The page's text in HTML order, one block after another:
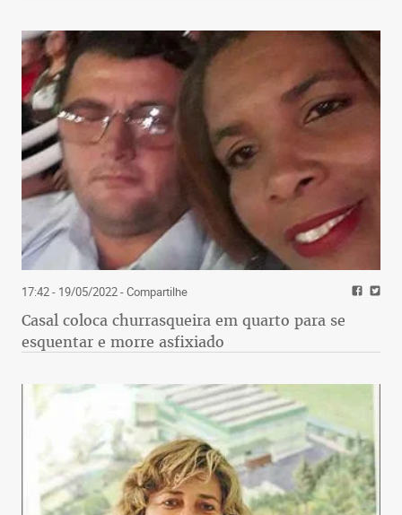
17:42 - 19/05/2022- Compartilhe
Casal coloca churrasqueira em quarto para se
esquentar e morre asfixiado